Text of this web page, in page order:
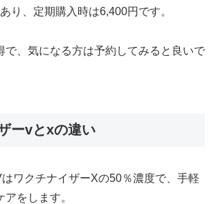
り、定期購入時は6,400円です。
で、気になる方は予約してみると良いで
ーvとxの違い
ワクチナイザーXの50％濃度で、手軽
をします。